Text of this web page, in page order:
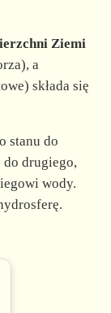
Ziemi
a
składa się
stanu do
drugiego,
wody.